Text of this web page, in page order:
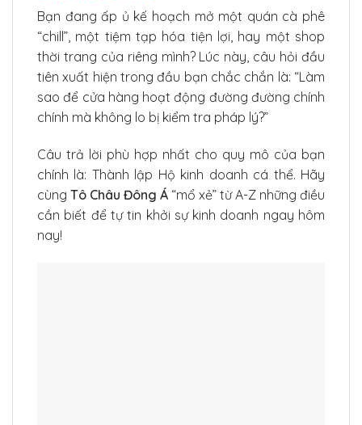
Bạn đang ấp ủ kế hoạch mở một quán cà phê
“chill”, một tiệm tạp hóa tiện lợi, hay một shop
thời trang của riêng mình? Lúc này, câu hỏi đầu
tiên xuất hiện trong đầu bạn chắc chắn là: “Làm
sao để cửa hàng hoạt động đường đường chính
chính mà không lo bị kiểm tra pháp lý?”
Câu trả lời phù hợp nhất cho quy mô của bạn
chính là: Thành lập Hộ kinh doanh cá thể. Hãy
cùng Tô Châu Đông Á “mổ xẻ” từ A-Z những điều
cần biết để tự tin khởi sự kinh doanh ngay hôm
nay!